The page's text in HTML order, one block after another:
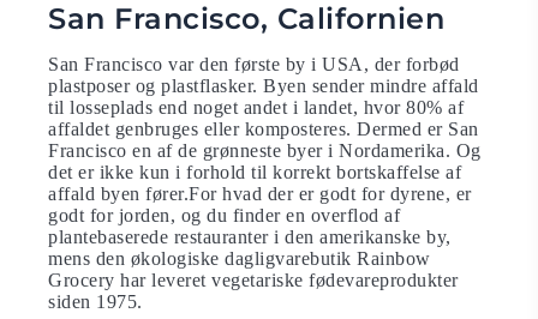
San Francisco, Californien
San Francisco var den første by i USA, der forbød
plastposer og plastflasker. Byen sender mindre affald
til losseplads end noget andet i landet, hvor 80% af
affaldet genbruges eller komposteres. Dermed er San
Francisco en af de grønneste byer i Nordamerika. Og
det er ikke kun i forhold til korrekt bortskaffelse af
affald byen fører.For hvad der er godt for dyrene, er
godt for jorden, og du finder en overflod af
plantebaserede restauranter i den amerikanske by,
mens den økologiske dagligvarebutik Rainbow
Grocery har leveret vegetariske fødevareprodukter
siden 1975.